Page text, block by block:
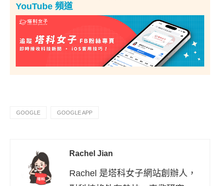
YouTube 頻道
GOOGLE GOOGLE APP
Rachel Jian
Rachel 是塔科女子網站創辦人，